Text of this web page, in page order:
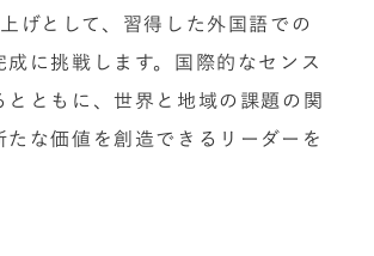
げとして、習得した外国語での
成に挑戦します。国際的なセンス
とともに、世界と地域の課題の関
たな価値を創造できるリーダーを